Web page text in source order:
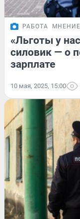
РАБОТА МНЕНИЕ
«Льготы у
силовик — о
зарплате
10 мая, 2025, 15:00